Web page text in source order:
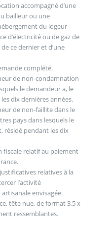
accompagné d’une
bailleur ou une
du logeur
d’électricité ou de gaz de
ce dernier et d’une
complété.
de non-condamnation
le demandeur a, le
dix dernières années.
de non-faillite dans le
pays dans lesquels le
résidé pendant les dix
fiscale relatif au paiement
relatives à la
l’activité
envisagée.
tête nue, de format 3,5 x
ressemblantes.